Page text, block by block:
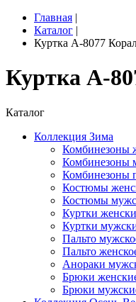
Главная |
Каталог |
Куртка A-8077
Куртка A-
Каталог
Коллекция Зима
Комбинезоны
Комбинезоны
Комбинезоны
Костюмы
Костюмы
Куртки
Куртки
Пальто
Пальто
Анораки
Брюки
Брюки